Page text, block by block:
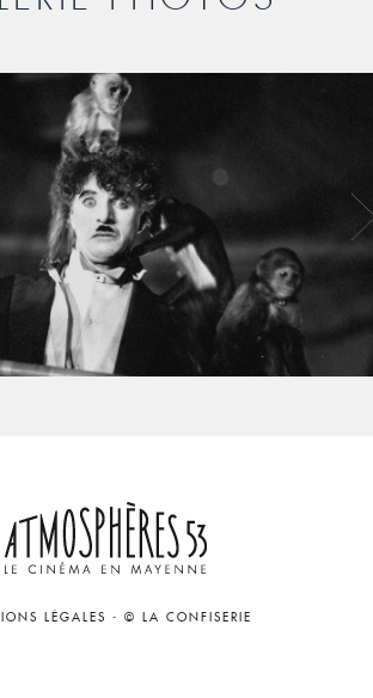
LÉGALES - © LA CONFISERIE